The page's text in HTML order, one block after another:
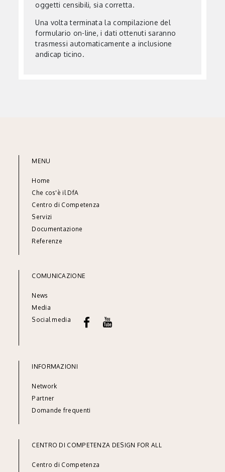
oggetti censibili, sia corretta.
Una volta terminata la compilazione del
formulario on-line, i dati ottenuti saranno
trasmessi automaticamente a inclusione
andicap ticino.
MENU
Home
Che cos'è il DfA
Centro di Competenza
Servizi
Documentazione
Referenze
COMUNICAZIONE
News
Media
Social media
INFORMAZIONI
Network
Partner
Domande frequenti
CENTRO DI COMPETENZA DESIGN FOR ALL
Centro di Competenza